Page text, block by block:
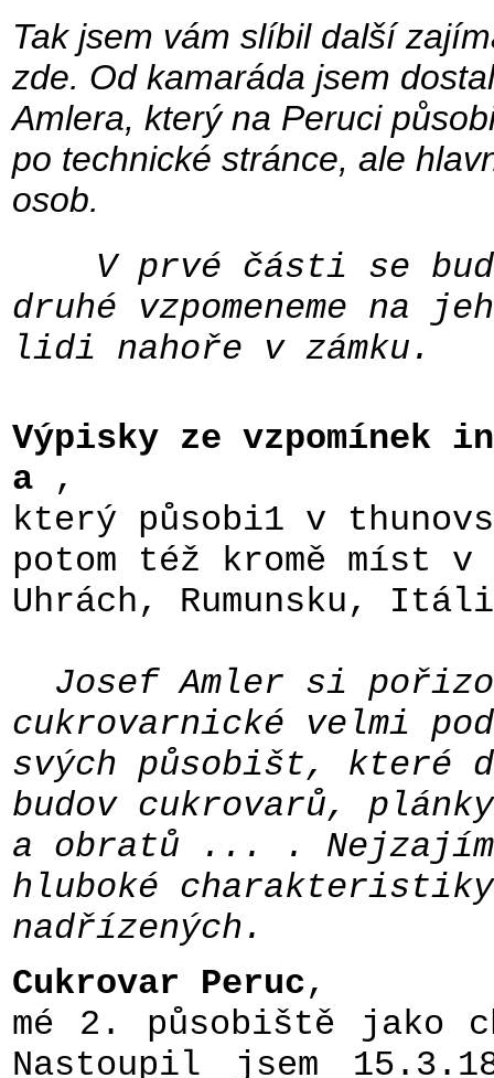
Tak jsem vám slíbil další
zde. Od kamaráda jsem
Amlera, který na Peruci
po technické stránce, ale
osob.
V prvé části se
druhé vzpomeneme na
lidi nahoře v zámku.
Výpisky ze vzpomínek
a
,
který působi1 v
potom též kromě míst v
Uhrách, Rumunsku,
Josef Amler si
cukrovarnické velmi
svých působišt, které
budov cukrovarů,
a obratů ... .
hluboké
nadřízených.
Cukrovar Peruc,
mé 2. působiště jako
Nastoupil jsem